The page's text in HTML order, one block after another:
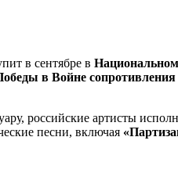
в сентябре в Национальном
в Войне
российские артисты
песни, включая